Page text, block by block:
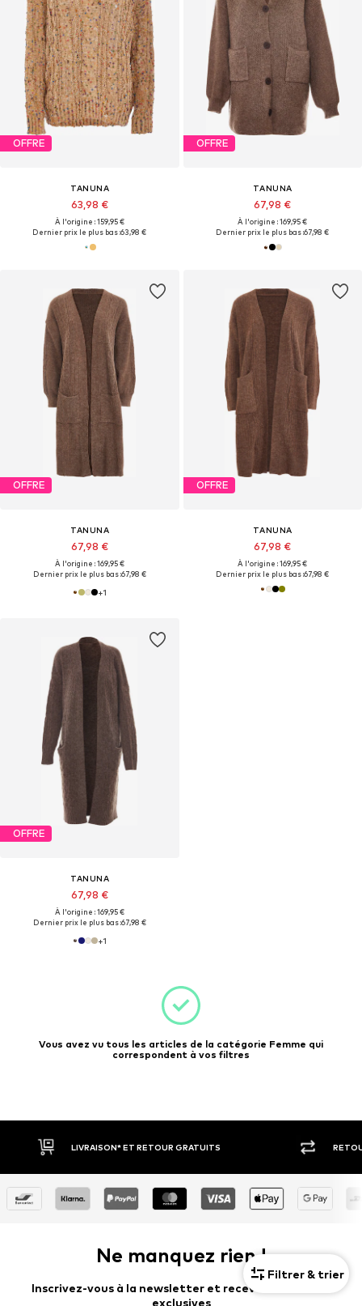
OFFRE
TANUNA
63,98 €
À l'origine : 159,95 €
Dernier prix le plus bas :63,98 €
OFFRE
TANUNA
67,98 €
À l'origine : 169,95 €
Dernier prix le plus bas :67,98 €
OFFRE
TANUNA
67,98 €
À l'origine : 169,95 €
Dernier prix le plus bas :67,98 €
+1
OFFRE
TANUNA
67,98 €
À l'origine : 169,95 €
Dernier prix le plus bas :67,98 €
OFFRE
TANUNA
67,98 €
À l'origine : 169,95 €
Dernier prix le plus bas :67,98 €
+1
Vous avez vu tous les articles de la catégorie Femme qui
correspondent à vos filtres
Filtrer & trier
RETOUR SOUS 30 JOURS
Ne manquez rien !
Inscrivez-vous à la newsletter et recevez des offres
exclusives